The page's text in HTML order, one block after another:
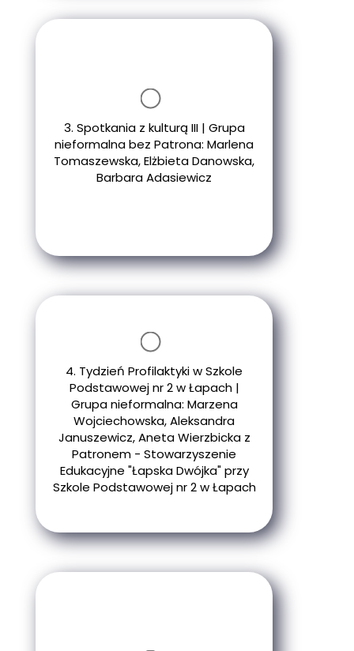
3. Spotkania z kulturą III | Grupa
nieformalna bez Patrona: Marlena
Tomaszewska, Elżbieta Danowska,
Barbara Adasiewicz
4. Tydzień Profilaktyki w Szkole
Podstawowej nr 2 w Łapach |
Grupa nieformalna: Marzena
Wojciechowska, Aleksandra
Januszewicz, Aneta Wierzbicka z
Patronem - Stowarzyszenie
Edukacyjne "Łapska Dwójka" przy
Szkole Podstawowej nr 2 w Łapach